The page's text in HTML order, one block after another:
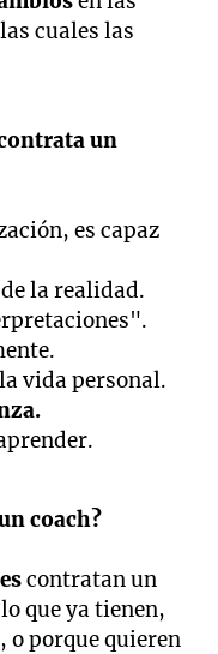
cuales las
un
es capaz
de la realidad.
vida personal.
coach?
contratan un
que ya tienen,
o porque quieren